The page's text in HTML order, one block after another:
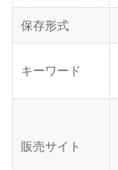
保存形式
キーワード
販売サイト